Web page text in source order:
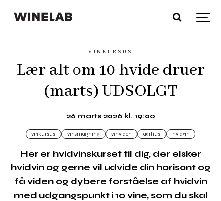
VINKURSUS
Lær alt om 10 hvide druer
(marts) UDSOLGT
26 marts 2026 kl. 19:00
vinkursus vinsmagning vinviden aarhus hvidvin
Her er hvidvinskurset til dig, der elsker
hvidvin og gerne vil udvide din horisont og
få viden og dybere forståelse af hvidvin
med udgangspunkt i 10 vine, som du skal